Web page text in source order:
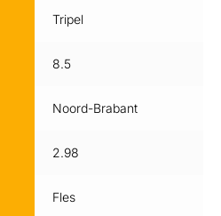
Tripel
8.5
Noord-Brabant
2.98
Fles